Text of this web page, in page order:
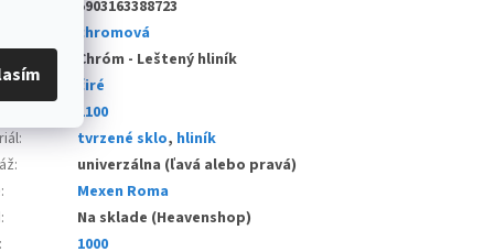
5903163388723
chromová
Chróm - Leštený hliník
skla:
čiré
1100
: tvrzené sklo, hliník
:
univerzálna (ľavá alebo pravá)
:
Mexen Roma
:
Na sklade (Heavenshop)
:
1000